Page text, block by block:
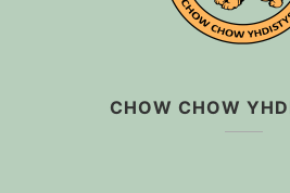
CHOW CHOW